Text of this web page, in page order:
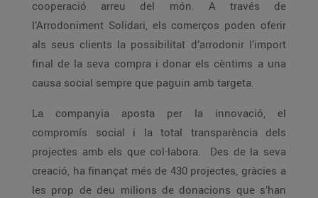
cooperació arreu del món. A través de
l’Arrodoniment Solidari, els comerços poden oferir
als seus clients la possibilitat d’arrodonir l’import
final de la seva compra i donar els cèntims a una
causa social sempre que paguin amb targeta.
La companyia aposta per la innovació, el
compromís social i la total transparència dels
projectes amb els que col·labora. Des de la seva
creació, ha finançat més de 430 projectes, gràcies a
les prop de deu milions de donacions que s’han